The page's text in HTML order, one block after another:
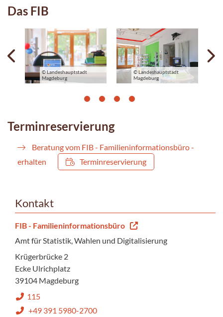
Das FIB
Previous
© Landeshauptstadt
Magdeburg
© Landeshauptstadt
Magdeburg
Terminreservierung
Beratung vom FIB - Familieninformationsbüro -
erhalten
Terminreservierung
Kontakt
FIB - Familieninformationsbüro
Amt für Statistik, Wahlen und Digitalisierung
Krügerbrücke 2
Ecke Ulrichplatz
39104 Magdeburg
115
+49 391 5980-2700